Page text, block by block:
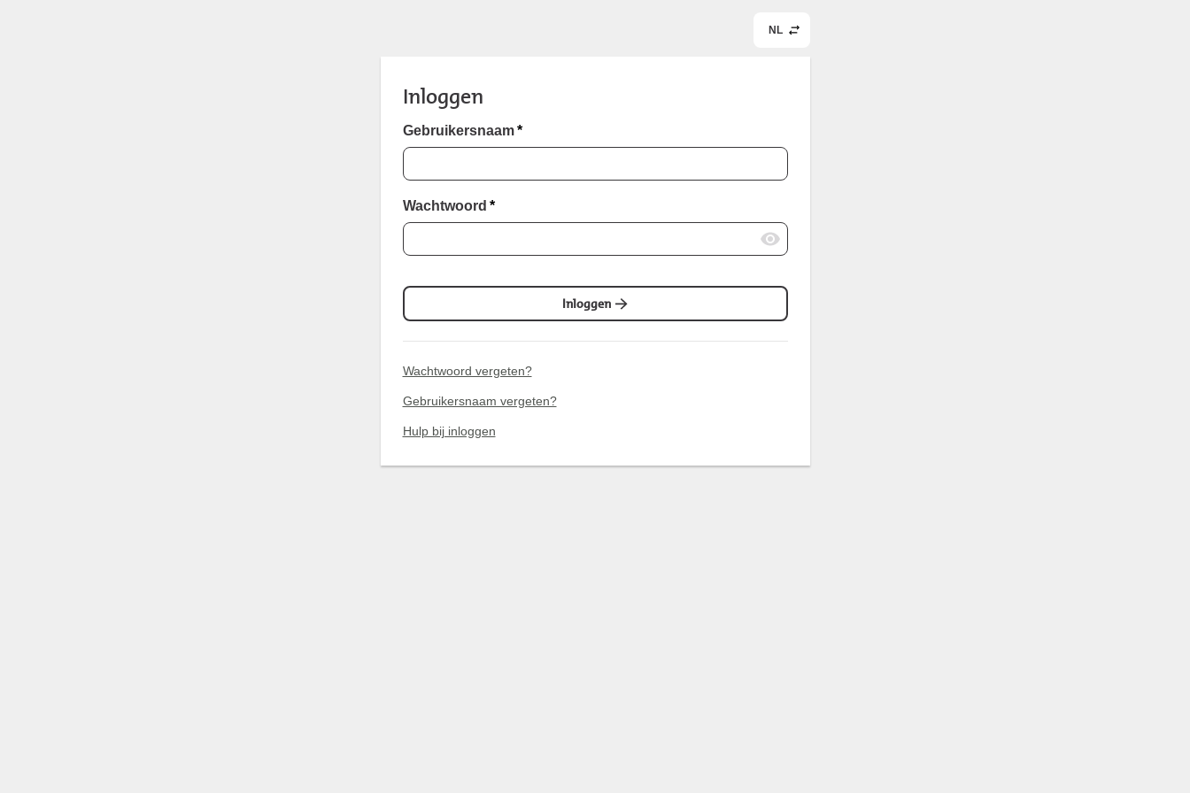
NL
Inloggen
Gebruikersnaam *
Wachtwoord *
Inloggen
Wachtwoord vergeten?
Gebruikersnaam vergeten?
Hulp bij inloggen